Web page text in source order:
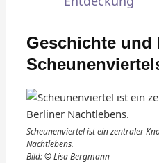
Geschichte und
Scheunenviertel ist ein zentraler
Nachtlebens.
Bild: © Lisa Bergmann